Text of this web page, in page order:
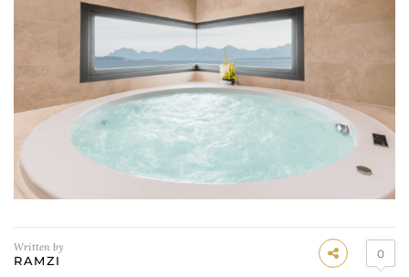
Written by
RAMZI 0